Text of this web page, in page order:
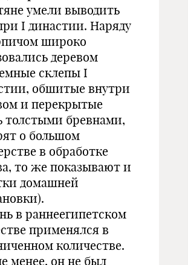
умели выводить
I династии. Наряду
широко
деревом
склепы I
обшитые внутри
и перекрытые
толстыми бревнами,
о большом
в обработке
то же показывают и
домашней
в раннеегипетском
применялся в
количестве.
менее, он не был